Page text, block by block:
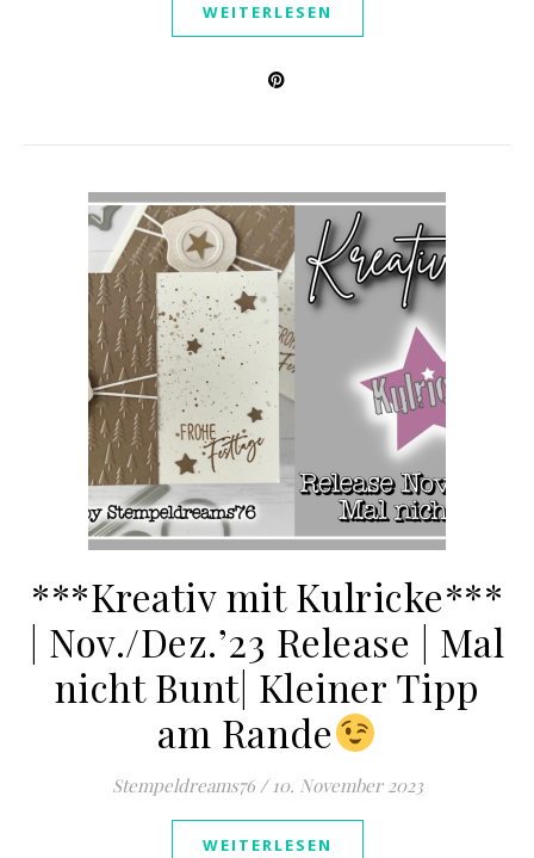
WEITERLESEN
***Kreativ mit Kulricke***
| Nov./Dez.’23 Release | Mal
nicht Bunt| Kleiner Tipp
am Rande
Stempeldreams76 / 10. November 2023
WEITERLESEN